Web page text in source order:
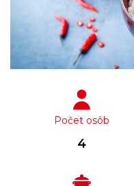
Počet osôb
4